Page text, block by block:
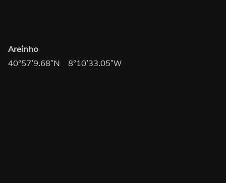
Areinho
40°57’9.68″N 8°10’33.05″W